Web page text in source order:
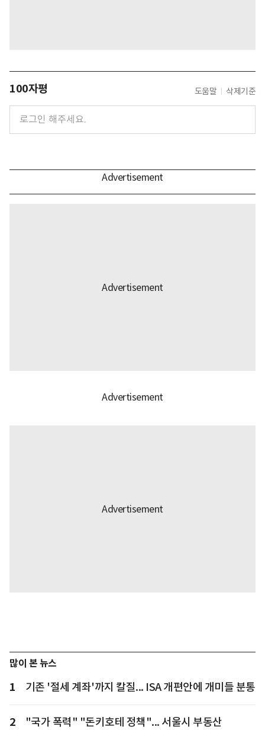
100자평 도움말 삭제기준
많이 본 뉴스
1 기존 '절세 계좌'까지 칼질... ISA 개편안에 개미들 분통
2
"국가 폭력" "돈키호테 정책"... 서울시 부동산